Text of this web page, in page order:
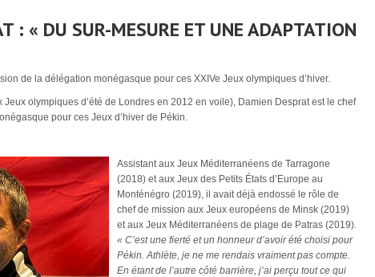
: « DU SUR-MESURE ET UNE ADAPTATION
de la délégation monégasque pour ces XXIVe Jeux olympiques d’hiver.
olympiques d’été de Londres en 2012 en voile), Damien Desprat est le chef
pour ces Jeux d’hiver de Pékin.
Assistant aux Jeux Méditerranéens de Tarragone
(2018) et aux Jeux des Petits États d’Europe au
Monténégro (2019), il avait déjà endossé le rôle de
chef de mission aux Jeux européens de Minsk (2019)
et aux Jeux Méditerranéens de plage de Patras (2019).
« C’est une fierté et un honneur d’avoir été choisi pour
Pékin. Athlète, je ne me rendais vraiment pas compte.
En étant de l’autre côté barrière, j’ai perçu tout ce qui